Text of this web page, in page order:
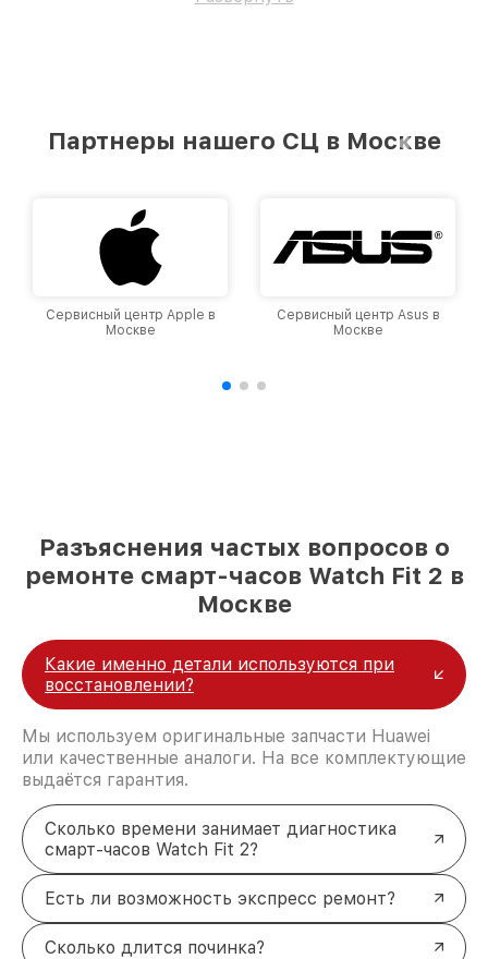
Партнеры нашего СЦ в Москве
Сервисный центр Apple в
Москве
Сервисный центр Asus в
Москве
Разъяснения частых вопросов о
ремонте смарт-часов Watch Fit 2 в
Москве
Какие именно детали используются при
восстановлении?
Мы используем оригинальные запчасти Huawei
или качественные аналоги. На все комплектующие
выдаётся гарантия.
Сколько времени занимает диагностика
смарт-часов Watch Fit 2?
Есть ли возможность экспресс ремонт?
Сколько длится починка?